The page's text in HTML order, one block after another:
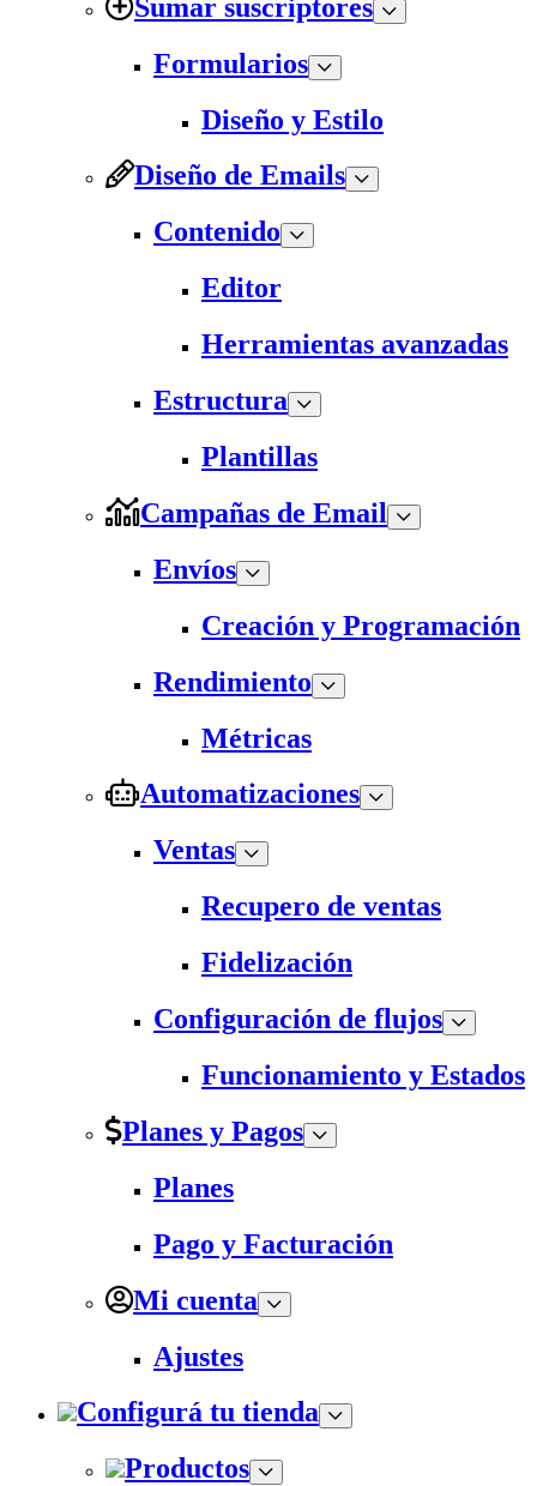
Sumar suscriptores
Formularios
Diseño y Estilo
Diseño de Emails
Contenido
Editor
Herramientas avanzadas
Estructura
Plantillas
Campañas de Email
Envíos
Creación y Programación
Rendimiento
Métricas
Automatizaciones
Ventas
Recupero de ventas
Fidelización
Configuración de flujos
Funcionamiento y Estados
Planes y Pagos
Planes
Pago y Facturación
Mi cuenta
Ajustes
Configurá tu tienda
Productos